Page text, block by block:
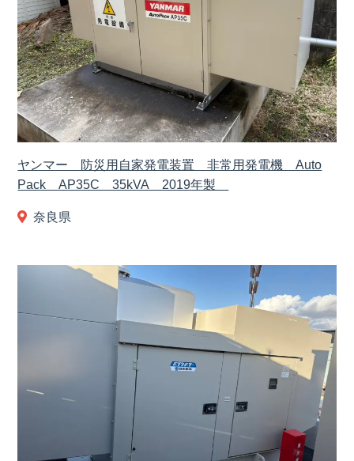
ヤンマー 防災用自家発電装置 非常用発電機 Auto
Pack AP35C 35kVA 2019年製
奈良県